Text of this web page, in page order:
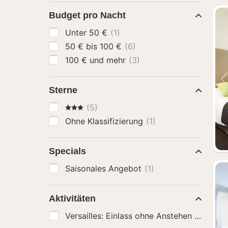
Budget pro Nacht
Unter 50 € (1)
50 € bis 100 € (6)
100 € und mehr (3)
Sterne
3 Sterne
(5)
Ohne Klassifizierung (1)
Specials
Saisonales Angebot (1)
Aktivitäten